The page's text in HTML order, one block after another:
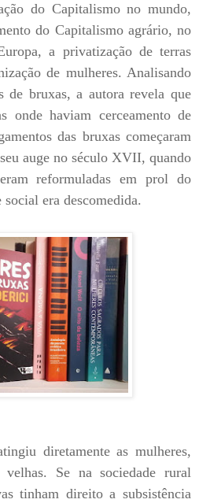
do Capitalismo no mundo,
do Capitalismo agrário, no
a privatização de terras
de mulheres. Analisando
de bruxas, a autora revela que
onde haviam cerceamento de
das bruxas começaram
auge no século XVII, quando
reformuladas em prol do
era descomedida.
diretamente as mulheres,
Se na sociedade rural
tinham direito a subsistência